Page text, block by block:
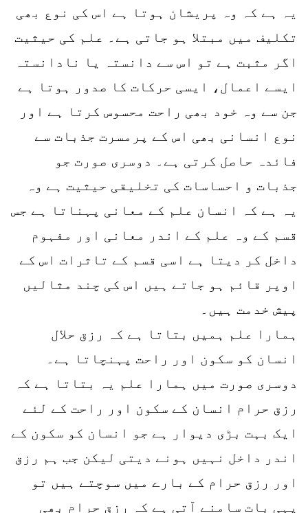
یہ ہے کہ وہ پریشان ہوتا ہے اس کی نوع بھی
تکلیف میں مبتلا ہو جاتی ہے۔ علم کی حیثیت
اگر مثبت ہے تو اس سے دانستہ یا نادانستہ
ایسے اعمال، ایسی حرکات کا صدور ہوتا ہے
جن سے وہ خود بھی راحت محسوس کرتا ہے اور
نوع انسانی بھی اس کے پرمسرت جذبات سے
فائدہ حاصل کرتی ہے۔ دوسری صورت جو
جذبات و احساسات کی تخلیقی حیثیت ہے وہ
یہ ہے کہ انسان علم کے معانی پہناتا ہے جس
قسم کے وہ علم کے اندر معانی اور مفہوم
داخل کر دیتا ہے اسی قسم کے تاثرات اس کے
اوپر قائم ہو جاتے ہیں اس کی چند مثالیں
پیش خدمت ہیں۔
ہمارا علم ہمیں بتاتا ہے کہ رزق حلال
انسان کو سکون اور راحت پہنچاتا ہے۔
دوسری صورت میں ہمارا علم یہ بتاتا ہے کہ
رزق حرام انسان کے سکون اور راحت کے لئے
ایک بہت بڑی دیوار ہے جو انسان کو سکون کے
اندر داخل نہیں ہونے دیتی لیکن جب ہم رزق
اور رزق حرام کے بارے میں سوچتے ہیں تو
یہی بات سامنے آتی ہے کہ رزق حرام بھی